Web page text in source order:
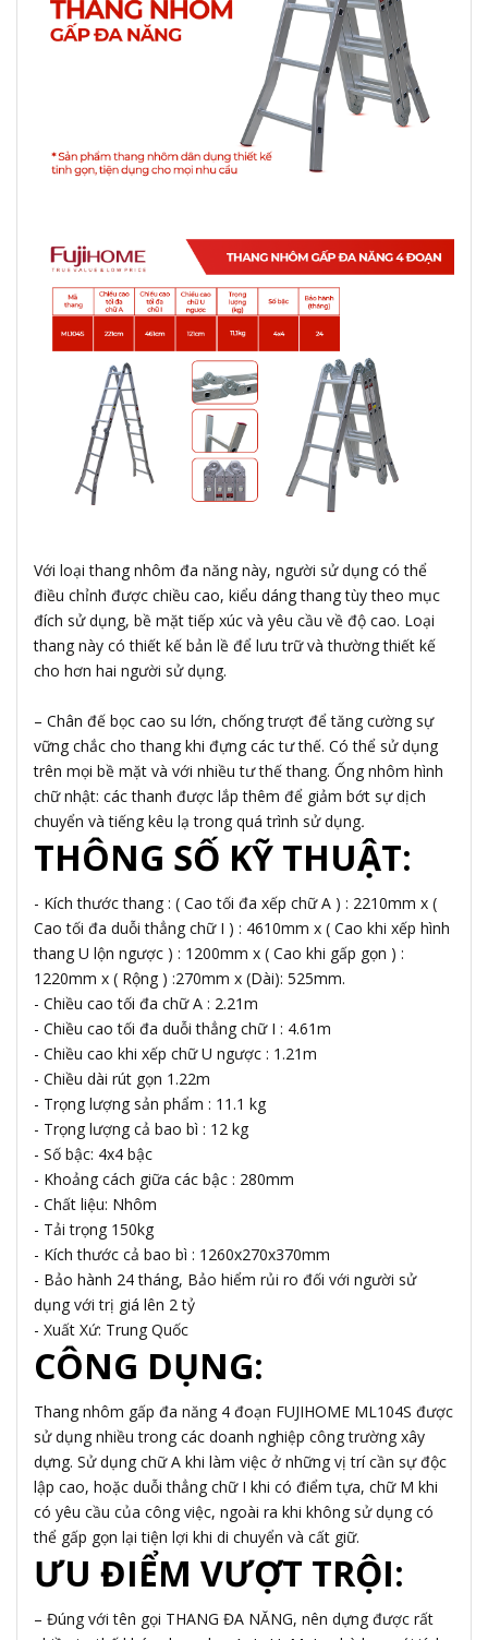
Với loại thang nhôm đa năng này, người sử dụng có thể
điều chỉnh được chiều cao, kiểu dáng thang tùy theo mục
đích sử dụng, bề mặt tiếp xúc và yêu cầu về độ cao. Loại
thang này có thiết kế bản lề để lưu trữ và thường thiết kế
cho hơn hai người sử dụng.
– Chân đế bọc cao su lớn, chống trượt để tăng cường sự
vững chắc cho thang khi đựng các tư thế. Có thể sử dụng
trên mọi bề mặt và với nhiều tư thế thang. Ống nhôm hình
chữ nhật: các thanh được lắp thêm để giảm bớt sự dịch
chuyển và tiếng kêu lạ trong quá trình sử dụng.
THÔNG SỐ KỸ THUẬT:
- Kích thước thang : ( Cao tối đa xếp chữ A ) : 2210mm x (
Cao tối đa duỗi thẳng chữ I ) : 4610mm x ( Cao khi xếp hình
thang U lộn ngược ) : 1200mm x ( Cao khi gấp gọn ) :
1220mm x ( Rộng ) :270mm x (Dài): 525mm.
- Chiều cao tối đa chữ A : 2.21m
- Chiều cao tối đa duỗi thẳng chữ I : 4.61m
- Chiều cao khi xếp chữ U ngược : 1.21m
- Chiều dài rút gọn 1.22m
- Trọng lượng sản phẩm : 11.1 kg
- Trọng lượng cả bao bì : 12 kg
- Số bậc: 4x4 bậc
- Khoảng cách giữa các bậc : 280mm
- Chất liệu: Nhôm
- Tải trọng 150kg
- Kích thước cả bao bì : 1260x270x370mm
- Bảo hành 24 tháng, Bảo hiểm rủi ro đối với người sử
dụng với trị giá lên 2 tỷ
- Xuất Xứ: Trung Quốc
CÔNG DỤNG:
Thang nhôm gấp đa năng 4 đoạn FUJIHOME ML104S được
sử dụng nhiều trong các doanh nghiệp công trường xây
dựng. Sử dụng chữ A khi làm việc ở những vị trí cần sự độc
lập cao, hoặc duỗi thẳng chữ I khi có điểm tựa, chữ M khi
có yêu cầu của công việc, ngoài ra khi không sử dụng có
thể gấp gọn lại tiện lợi khi di chuyển và cất giữ.
ƯU ĐIỂM VƯỢT TRỘI:
– Đúng với tên gọi THANG ĐA NĂNG, nên dựng được rất